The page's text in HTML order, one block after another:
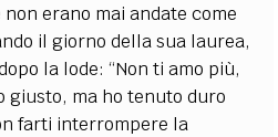
erano mai andate come
il giorno della sua laurea,
la lode: “Non ti amo più,
giusto, ma ho tenuto duro
farti interrompere la